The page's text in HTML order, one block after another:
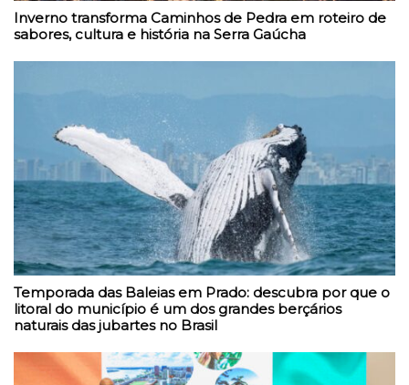
Inverno transforma Caminhos de Pedra em roteiro de
sabores, cultura e história na Serra Gaúcha
Temporada das Baleias em Prado: descubra por que o
litoral do município é um dos grandes berçários
naturais das jubartes no Brasil